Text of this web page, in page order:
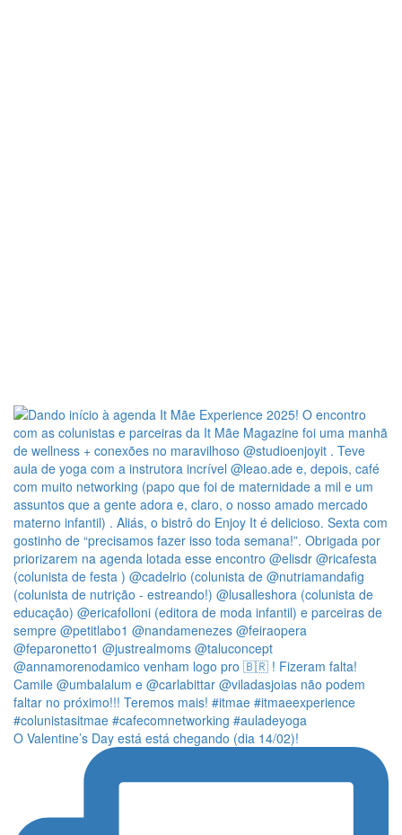
O Valentine’s Day está está chegando (dia 14/02)!